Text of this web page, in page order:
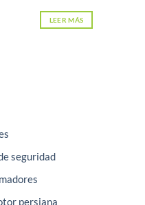
LEER MÁS
seguridad
persiana